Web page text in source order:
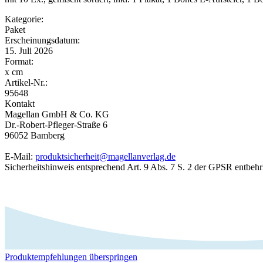
Kategorie:
Paket
Erscheinungsdatum:
15. Juli 2026
Format:
x cm
Artikel-Nr.:
95648
Kontakt
Magellan GmbH & Co. KG
Dr.-Robert-Pfleger-Straße 6
96052 Bamberg
E-Mail: produktsicherheit@magellanverlag.de
Sicherheitshinweis entsprechend Art. 9 Abs. 7 S. 2 der GPSR
Produktempfehlungen überspringen